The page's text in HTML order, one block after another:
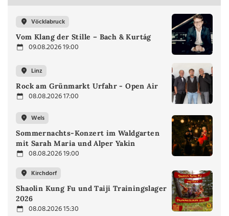
Vöcklabruck
Vom Klang der Stille – Bach & Kurtág
09.08.2026 19:00
Linz
Rock am Grünmarkt Urfahr - Open Air
08.08.2026 17:00
Wels
Sommernachts-Konzert im Waldgarten
mit Sarah Maria und Alper Yakin
08.08.2026 19:00
Kirchdorf
Shaolin Kung Fu und Taiji Trainingslager
2026
08.08.2026 15:30